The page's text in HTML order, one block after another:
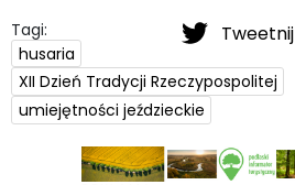
Tweetnij
Tagi:
husaria
XII Dzień Tradycji Rzeczypospolitej
umiejętności jeździeckie